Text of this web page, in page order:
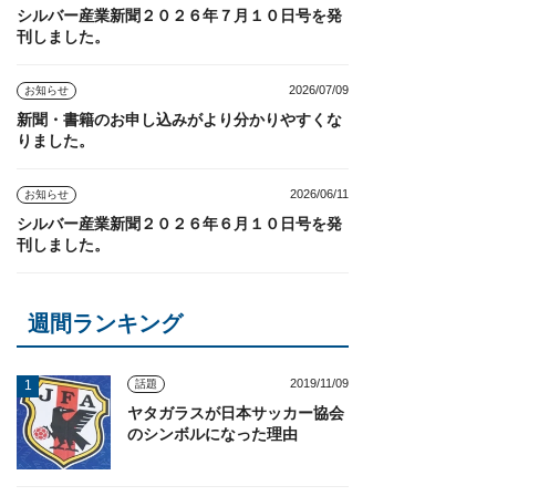
シルバー産業新聞２０２６年７月１０日号を発
刊しました。
お知らせ 2026/07/09
新聞・書籍のお申し込みがより分かりやすくな
りました。
お知らせ 2026/06/11
シルバー産業新聞２０２６年６月１０日号を発
刊しました。
週間ランキング
話題 2019/11/09
ヤタガラスが日本サッカー協会
のシンボルになった理由